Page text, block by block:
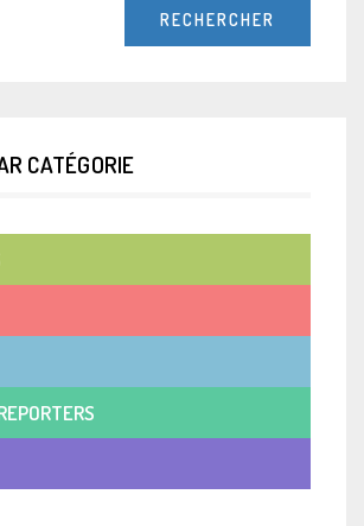
CATÉGORIE